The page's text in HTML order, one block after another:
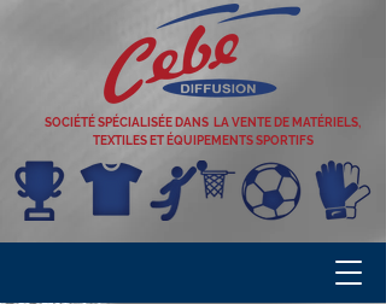
SOCIÉTÉ SPÉCIALISÉE DANS LA VENTE DE MATÉRIELS,
TEXTILES ET ÉQUIPEMENTS SPORTIFS